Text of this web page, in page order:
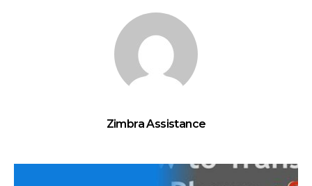
Zimbra Assistance